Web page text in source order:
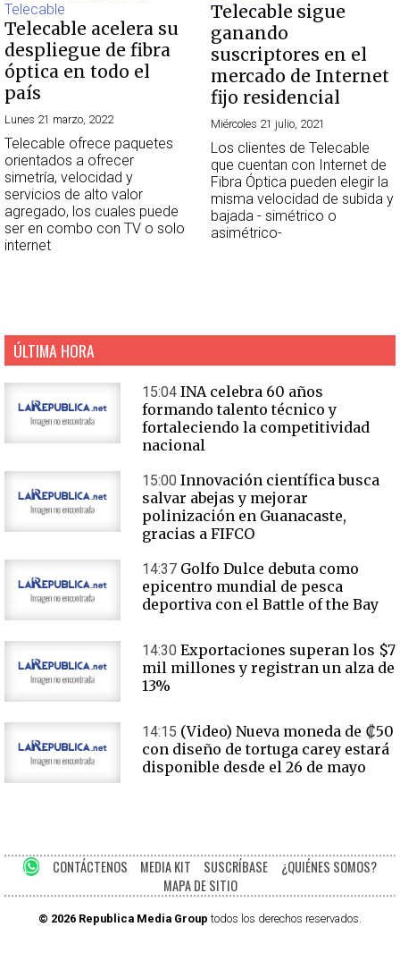
Telecable acelera su
despliegue de fibra
óptica en todo el
país
Lunes 21 marzo, 2022
Telecable ofrece paquetes
orientados a ofrecer
simetría, velocidad y
servicios de alto valor
agregado, los cuales puede
ser en combo con TV o solo
internet
Telecable sigue
ganando
suscriptores en el
mercado de Internet
fijo residencial
Miércoles 21 julio, 2021
Los clientes de Telecable
que cuentan con Internet de
Fibra Óptica pueden elegir la
misma velocidad de subida y
bajada - simétrico o
asimétrico-
ÚLTIMA HORA
15:04 INA celebra 60 años
formando talento técnico y
fortaleciendo la competitividad
nacional
15:00 Innovación científica busca
salvar abejas y mejorar
polinización en Guanacaste,
gracias a FIFCO
14:37 Golfo Dulce debuta como
epicentro mundial de pesca
deportiva con el Battle of the Bay
14:30 Exportaciones superan los $7
mil millones y registran un alza de
13%
14:15 (Video) Nueva moneda de ₡50
con diseño de tortuga carey estará
disponible desde el 26 de mayo
CONTÁCTENOS MEDIA KIT SUSCRÍBASE
¿QUIÉNES SOMOS?
MAPA DE SITIO
© 2026 Republica Media Group todos los derechos reservados.